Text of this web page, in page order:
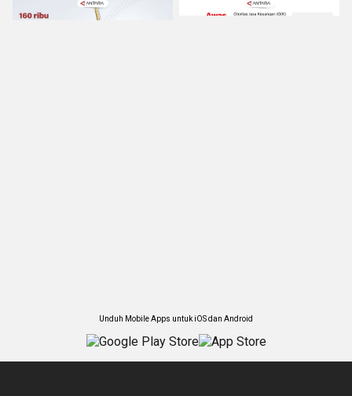
Unduh Mobile Apps untuk iOS dan Android